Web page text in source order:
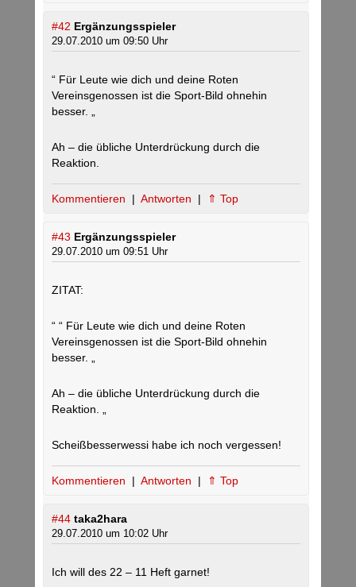
#42 Ergänzungsspieler
29.07.2010 um 09:50 Uhr
“ Für Leute wie dich und deine Roten
Vereinsgenossen ist die Sport-Bild ohnehin
besser. „
Ah – die übliche Unterdrückung durch die
Reaktion.
Kommentieren | Antworten | ⇑ Top
#43 Ergänzungsspieler
29.07.2010 um 09:51 Uhr
ZITAT:
“ “ Für Leute wie dich und deine Roten
Vereinsgenossen ist die Sport-Bild ohnehin
besser. „
Ah – die übliche Unterdrückung durch die
Reaktion. „
Scheißbesserwessi habe ich noch vergessen!
Kommentieren | Antworten | ⇑ Top
#44 taka2hara
29.07.2010 um 10:02 Uhr
Ich will des 22 – 11 Heft garnet!